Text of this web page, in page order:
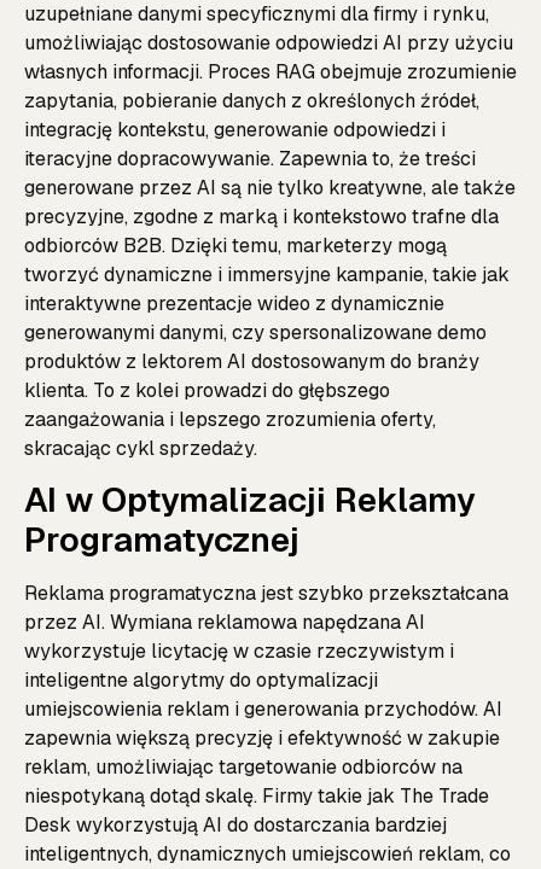
uzupełniane danymi specyficznymi dla firmy i rynku,
umożliwiając dostosowanie odpowiedzi AI przy użyciu
własnych informacji. Proces RAG obejmuje zrozumienie
zapytania, pobieranie danych z określonych źródeł,
integrację kontekstu, generowanie odpowiedzi i
iteracyjne dopracowywanie. Zapewnia to, że treści
generowane przez AI są nie tylko kreatywne, ale także
precyzyjne, zgodne z marką i kontekstowo trafne dla
odbiorców B2B. Dzięki temu, marketerzy mogą
tworzyć dynamiczne i immersyjne kampanie, takie jak
interaktywne prezentacje wideo z dynamicznie
generowanymi danymi, czy spersonalizowane demo
produktów z lektorem AI dostosowanym do branży
klienta. To z kolei prowadzi do głębszego
zaangażowania i lepszego zrozumienia oferty,
skracając cykl sprzedaży.
AI w Optymalizacji Reklamy
Programatycznej
Reklama programatyczna jest szybko przekształcana
przez AI. Wymiana reklamowa napędzana AI
wykorzystuje licytację w czasie rzeczywistym i
inteligentne algorytmy do optymalizacji
umiejscowienia reklam i generowania przychodów. AI
zapewnia większą precyzję i efektywność w zakupie
reklam, umożliwiając targetowanie odbiorców na
niespotykaną dotąd skalę. Firmy takie jak The Trade
Desk wykorzystują AI do dostarczania bardziej
inteligentnych, dynamicznych umiejscowień reklam, co